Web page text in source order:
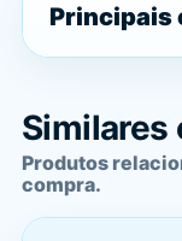
Principais
Similares
Produtos
compra.